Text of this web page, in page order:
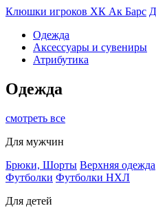
Клюшки игроков ХК Ак Барс
Одежда
Аксессуары и сувениры
Атрибутика
Одежда
смотреть все
Для мужчин
Брюки, Шорты Верхняя одежда
Футболки Футболки НХЛ
Для детей